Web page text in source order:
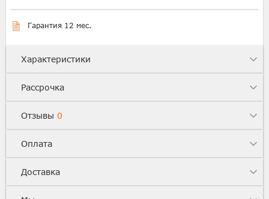
Гарантия 12 мес.
Характеристики
Рассрочка
Отзывы 0
Оплата
Доставка